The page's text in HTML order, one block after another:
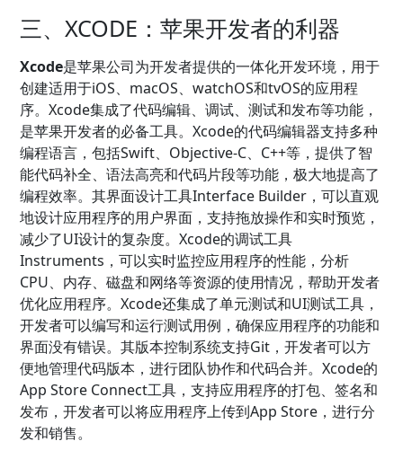
三、XCODE：苹果开发者的利器
Xcode是苹果公司为开发者提供的一体化开发环境，用于
创建适用于iOS、macOS、watchOS和tvOS的应用程
序。Xcode集成了代码编辑、调试、测试和发布等功能，
是苹果开发者的必备工具。Xcode的代码编辑器支持多种
编程语言，包括Swift、Objective-C、C++等，提供了智
能代码补全、语法高亮和代码片段等功能，极大地提高了
编程效率。其界面设计工具Interface Builder，可以直观
地设计应用程序的用户界面，支持拖放操作和实时预览，
减少了UI设计的复杂度。Xcode的调试工具
Instruments，可以实时监控应用程序的性能，分析
CPU、内存、磁盘和网络等资源的使用情况，帮助开发者
优化应用程序。Xcode还集成了单元测试和UI测试工具，
开发者可以编写和运行测试用例，确保应用程序的功能和
界面没有错误。其版本控制系统支持Git，开发者可以方
便地管理代码版本，进行团队协作和代码合并。Xcode的
App Store Connect工具，支持应用程序的打包、签名和
发布，开发者可以将应用程序上传到App Store，进行分
发和销售。